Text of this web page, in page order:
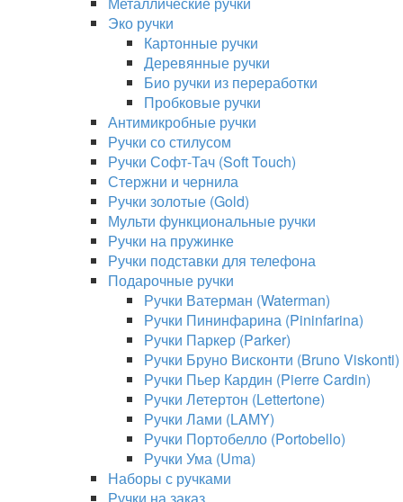
Эко ручки
Картонные ручки
Деревянные ручки
Био ручки из переработки
Пробковые ручки
Антимикробные ручки
Ручки со стилусом
Ручки Софт-Тач (Soft Touch)
Стержни и чернила
Ручки золотые (Gold)
Мульти функциональные ручки
Ручки на пружинке
Ручки подставки для телефона
Подарочные ручки
Ручки Ватерман (Waterman)
Ручки Пининфарина (Pininfarina)
Ручки Паркер (Parker)
Ручки Бруно Висконти (Bruno Viskonti)
Ручки Пьер Кардин (Pierre Cardin)
Ручки Летертон (Lettertone)
Ручки Лами (LAMY)
Ручки Портобелло (Portobello)
Ручки Ума (Uma)
Наборы с ручками